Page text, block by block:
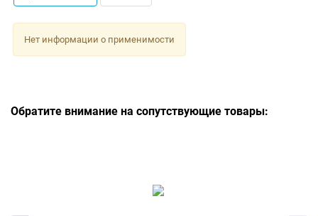
Нет информации о применимости
Обратите внимание на сопутствующие товары: